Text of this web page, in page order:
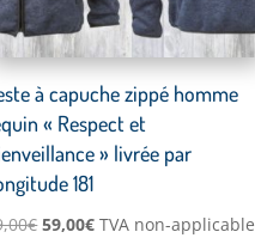
à capuche zippé homme
« Respect et
» livrée par
181
€Le
59,00€Le
TVA non-applicable